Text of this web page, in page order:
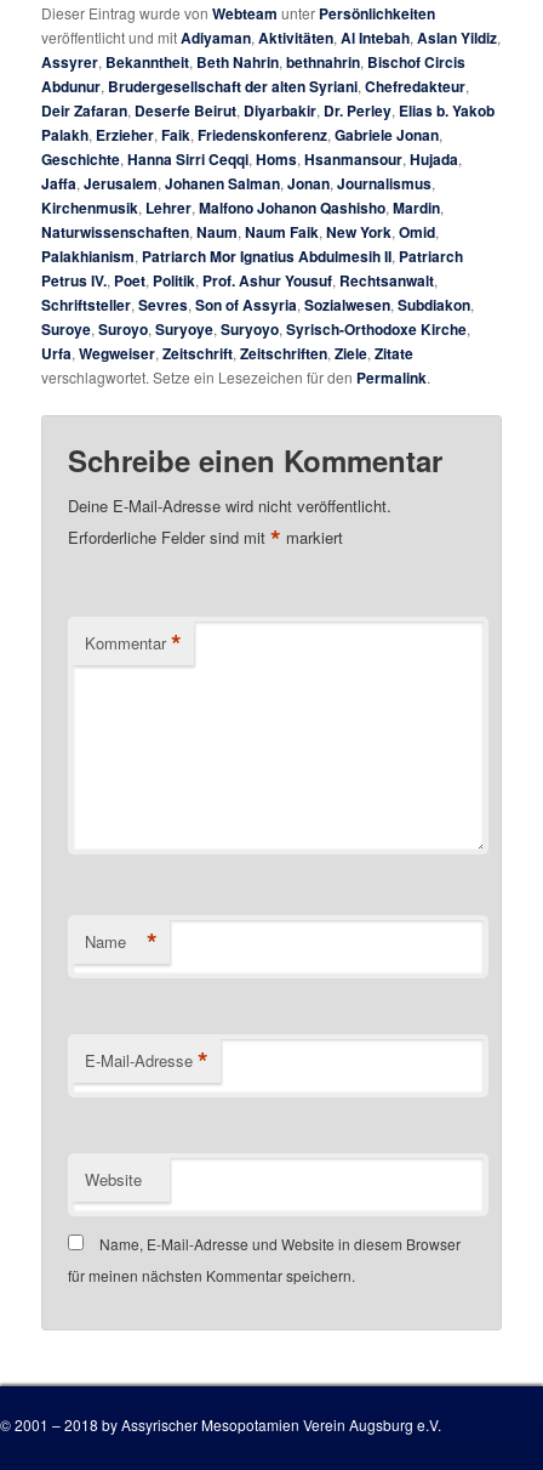
Dieser Eintrag wurde vonWebteam unter Persönlichkeiten
veröffentlicht und mitAdiyaman,Aktivitäten,Al Intebah,Aslan Yildiz,
Assyrer, Bekanntheit, Beth Nahrin,bethnahrin, Bischof Circis
Abdunur, Brudergesellschaft der alten Syriani,Chefredakteur,
Deir Zafaran, Deserfe Beirut, Diyarbakir, Dr. Perley, Elias b. Yakob
Palakh, Erzieher,Faik,Friedenskonferenz,Gabriele Jonan,
Geschichte,Hanna Sirri Ceqqi,Homs,Hsanmansour,Hujada,
Jaffa,Jerusalem,Johanen Salman,Jonan,Journalismus,
Kirchenmusik, Lehrer,Malfono Johanon Qashisho,Mardin,
Naturwissenschaften,Naum,Naum Faik,New York,Omid,
Palakhianism, Patriarch Mor Ignatius Abdulmesih II, Patriarch
Petrus IV., Poet, Politik, Prof. Ashur Yousuf, Rechtsanwalt,
Schriftsteller,Sevres,Son of Assyria,Sozialwesen,Subdiakon,
Suroye,Suroyo,Suryoye,Suryoyo,Syrisch-Orthodoxe Kirche,
Urfa,Wegweiser,Zeitschrift,Zeitschriften,Ziele,Zitate
verschlagwortet. Setze ein Lesezeichen für den Permalink.
Schreibe einen Kommentar
Deine E-Mail-Adresse wird nicht veröffentlicht.
Erforderliche Felder sind mit* markiert
Kommentar *
Name *
E-Mail-Adresse *
Website
Name, E-Mail-Adresse und Website in diesem Browser
für meinen nächsten Kommentar speichern.
© 2001 – 2018 by Assyrischer Mesopotamien Verein Augsburg e.V.